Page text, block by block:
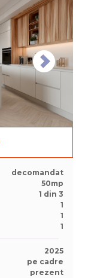
decomandat
50mp
1 din 3
1
1
1
2025
pe cadre
prezent